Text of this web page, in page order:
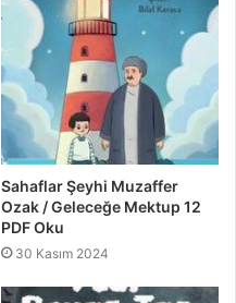
Sahaflar Şeyhi Muzaffer
Ozak / Geleceğe Mektup 12
PDF Oku
30 Kasım 2024